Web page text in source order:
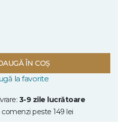
ÎN COȘ
la favorite
3-9 zile lucrătoare
peste 149 lei